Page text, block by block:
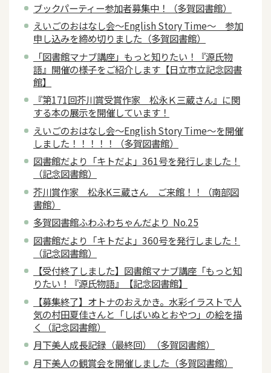
ブックパーティー参加者募集中！（多賀図書館）
えいごのおはなし会～English Story Time～ 参加
申し込みを締め切りました（多賀図書館）
「図書館マナブ講座」もっと知りたい！『源氏物
語』開催の様子をご紹介します【日立市立記念図書
館】
『第171回芥川賞受賞作家 松永Ｋ三蔵さん』に関
する本の展示を開催しています！
えいごのおはなし会～English Story Time～を開催
しました！！！！！（多賀図書館）
図書館だより「キトだよ」361号を発行しました！
（記念図書館）
芥川賞作家 松永K三蔵さん ご来館！！（南部図
書館）
多賀図書館ふわふわちゃんだより No.25
図書館だより「キトだよ」360号を発行しました！
（記念図書館）
【受付終了しました】図書館マナブ講座「もっと知
りたい！『源氏物語』【記念図書館】
【募集終了】オトナのおえかき。水彩イラストで人
気の村田夏佳さんと「しばいぬとおやつ」の絵を描
く（記念図書館）
月下美人成長記録（最終回）（多賀図書館）
月下美人の観賞会を開催しました（多賀図書館）